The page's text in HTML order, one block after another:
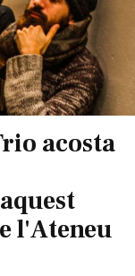
acosta
l'Ateneu